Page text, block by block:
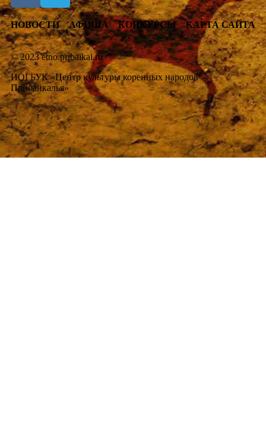
НОВОСТИ АФИША КОНКУРСЫ КАРТА САЙТА
© 2023 etno.pribaikal.ru
ИОГБУК «Центр культуры коренных народов
Прибайкалья»